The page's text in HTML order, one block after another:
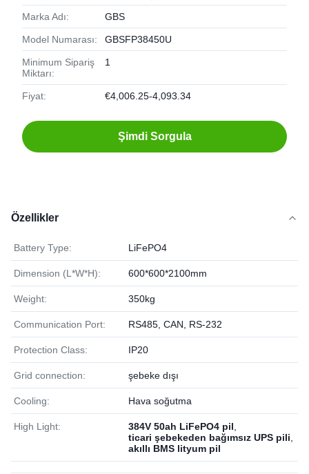
Marka Adı: GBS
Model Numarası: GBSFP38450U
Minimum Sipariş
Miktarı:
1
Fiyat: €4,006.25-4,093.34
Şimdi Sorgula
Özellikler
Battery Type: LiFePO4
Dimension (L*W*H): 600*600*2100mm
Weight: 350kg
Communication Port: RS485, CAN, RS-232
Protection Class: IP20
Grid connection: şebeke dışı
Cooling: Hava soğutma
High Light: 384V 50ah LiFePO4 pil
ticari şebekeden bağımsız UPS pili
akıllı BMS lityum pil